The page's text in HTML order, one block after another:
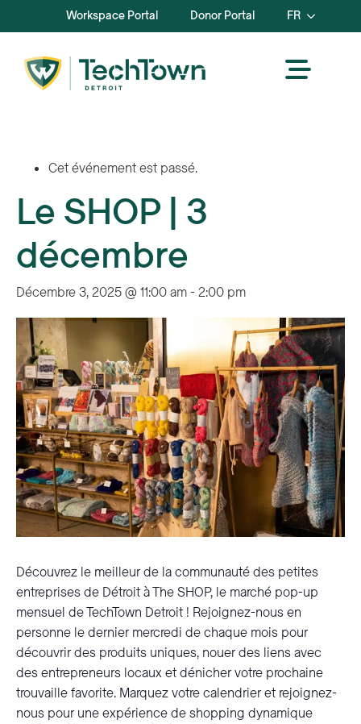
Workspace Portal Donor Portal FR
Cet événement est passé.
Le SHOP | 3
décembre
Décembre 3, 2025 @ 11:00 am- 2:00 pm
Découvrez le meilleur de la communauté des petites
entreprises de Détroit à The SHOP, le marché pop-up
mensuel de TechTown Detroit ! Rejoignez-nous en
personne le dernier mercredi de chaque mois pour
découvrir des produits uniques, nouer des liens avec
des entrepreneurs locaux et dénicher votre prochaine
trouvaille favorite. Marquez votre calendrier et rejoignez-
nous pour une expérience de shopping dynamique